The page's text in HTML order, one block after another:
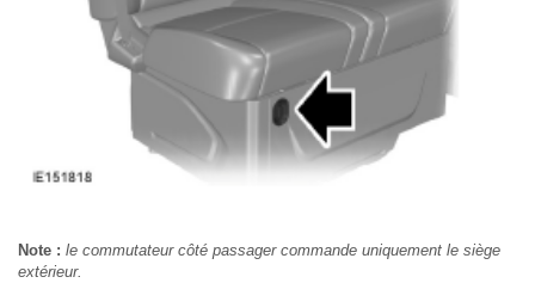
Note : le commutateur côté passager commande uniquement le siège
extérieur.